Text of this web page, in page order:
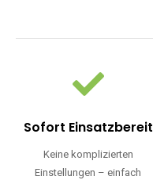
Sofort Einsatzbereit
Keine komplizierten
Einstellungen – einfach